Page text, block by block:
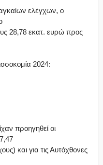
ελέγχων, ο
28,78 εκατ. ευρώ προς
2024:
προηγηθεί οι
και για τις Αυτόχθονες